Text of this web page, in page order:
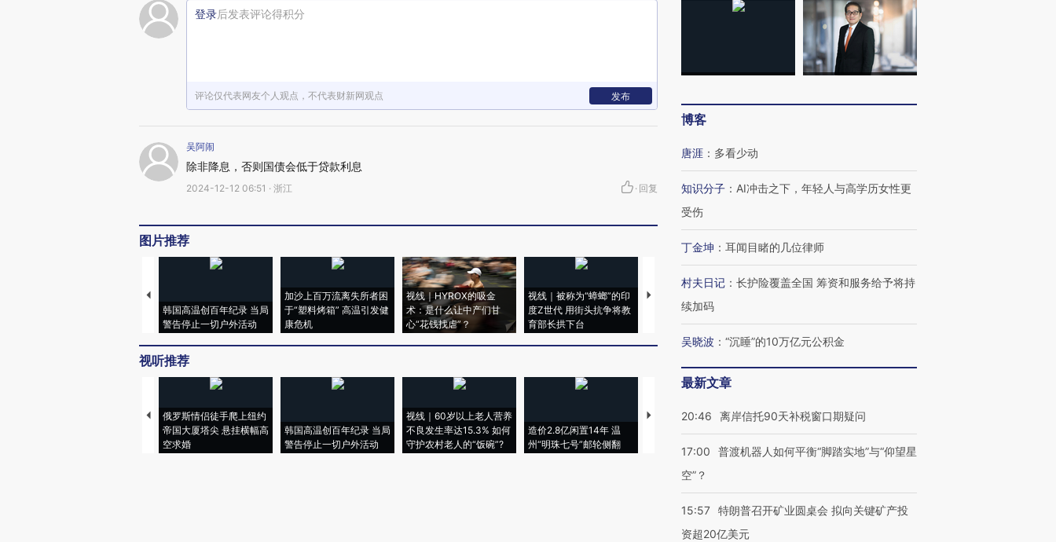
登录后发表评论得积分
评论仅代表网友个人观点，不代表财新网观点 发布
吴阿闹
除非降息，否则国债会低于贷款利息
2024-12-12 06:51 · 浙江 · 回复
图片推荐
韩国高温创百年纪录 当局
警告停止一切户外活动
加沙上百万流离失所者困
于“塑料烤箱” 高温引发健
康危机
视线｜HYROX的吸金
术：是什么让中产们甘
心“花钱找虐”？
视线｜被称为“蟑螂”的印
度Z世代 用街头抗争将教
育部长拱下台
视线｜“入侵”还是“人道危
机”？难民潮撕裂西班牙
飞地休达
4000人
米
视听推荐
俄罗斯情侣徒手爬上纽约
帝国大厦塔尖 悬挂横幅高
空求婚
韩国高温创百年纪录 当局
警告停止一切户外活动
视线｜60岁以上老人营养
不良发生率达15.3% 如何
守护农村老人的“饭碗”?
造价2.8亿闲置14年 温
州“明珠七号”邮轮侧翻
特朗普出席葬礼疑似打瞌
者“堕落的白痴”
阿根廷3-0阿尔及利亚
猛犸象化石接连露出
博客
唐涯 ： 多看少动
知识分子 ： AI冲击之下，年轻人与高学历女性更
受伤
丁金坤 ： 耳闻目睹的几位律师
村夫日记 ： 长护险覆盖全国 筹资和服务给予将持
续加码
吴晓波 ： “沉睡”的10万亿元公积金
最新文章
20:46 离岸信托90天补税窗口期疑问
17:00
普渡机器人如何平衡“脚踏实地”与“仰望星
空”？
15:57 特朗普召开矿业圆桌会 拟向关键矿产投
资超20亿美元